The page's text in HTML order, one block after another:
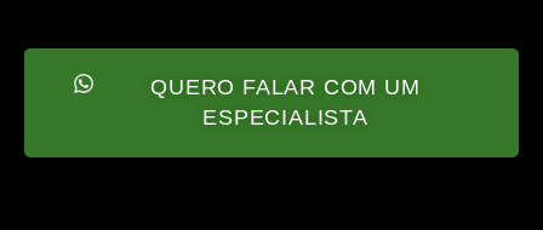
QUERO FALAR COM UM
ESPECIALISTA